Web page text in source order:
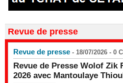
Revue de presse
Revue de presse - 18/07/2026 - 0
Revue de Presse Wolof Zik
2026 avec Mantoulaye